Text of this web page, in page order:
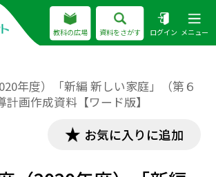
教科の広場 資料をさがす ログイン メニュー
年度）「新編 新しい家庭」（第６
計画作成資料【ワード版】
お気に入りに追加